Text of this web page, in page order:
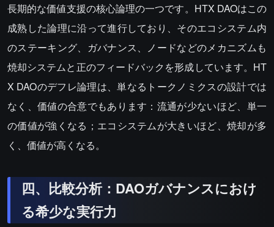
長期的な価値支援の核心論理の一つです。HTX DAOはこの
成熟した論理に沿って進行しており、そのエコシステム内
のステーキング、ガバナンス、ノードなどのメカニズムも
焼却システムと正のフィードバックを形成しています。HT
X DAOのデフレ論理は、単なるトークノミクスの設計では
なく、価値の合意でもあります：流通が少ないほど、単一
の価値が強くなる；エコシステムが大きいほど、焼却が多
く、価値が高くなる。
四、比較分析：DAOガバナンスにおけ
る希少な実行力